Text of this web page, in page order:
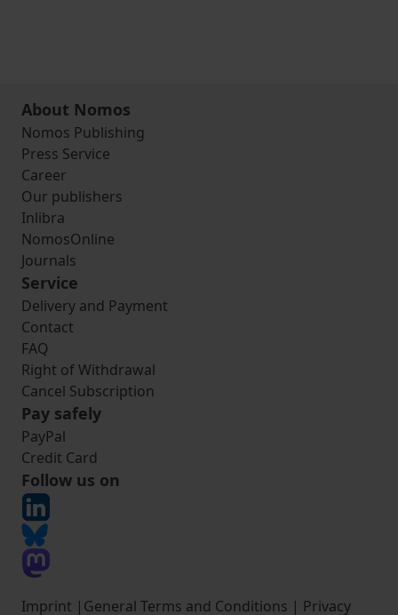
About Nomos
Nomos Publishing
Press Service
Career
Our publishers
Inlibra
NomosOnline
Journals
Service
Delivery and Payment
Contact
FAQ
Right of Withdrawal
Cancel Subscription
Pay safely
PayPal
Credit Card
Follow us on
Imprint | General Terms and Conditions | Privacy